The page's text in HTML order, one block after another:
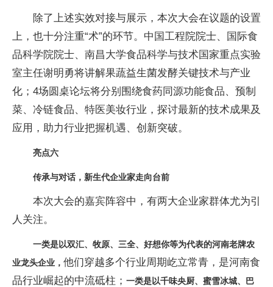
除了上述实效对接与展示，本次大会在议题的设置
上，也十分注重“术”的环节。中国工程院院士、国际食
品科学院院士、南昌大学食品科学与技术国家重点实验
室主任谢明勇将讲解果蔬益生菌发酵关键技术与产业
化；4场圆桌论坛将分别围绕食药同源功能食品、预制
菜、冷链食品、特医美妆行业，探讨最新的技术成果及
应用，助力行业把握机遇、创新突破。
亮点六
传承与对话，新生代企业家走向台前
本次大会的嘉宾阵容中，有两大企业家群体尤为引
人关注。
一类是以双汇、牧原、三全、好想你等为代表的河南老牌农
业龙头企业， 他们穿越多个行业周期屹立常青，是河南食
品行业崛起的中流砥柱； 一类是以千味央厨、蜜雪冰城、巴